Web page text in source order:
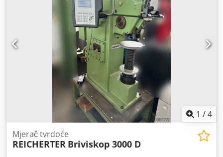
1 /4
Mjerač tvrdoće
REICHERTER Briviskop 3000 D